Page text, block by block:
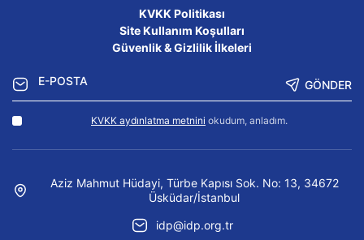
KVKK Politikası
Site Kullanım Koşulları
Güvenlik & Gizlilik İlkeleri
GÖNDER
KVKK aydınlatma metnini okudum, anladım.
Aziz Mahmut Hüdayi, Türbe Kapısı Sok. No: 13, 34672
Üsküdar/İstanbul
idp@idp.org.tr